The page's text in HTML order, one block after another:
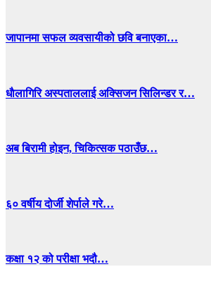
जापानमा सफल व्यवसायीको छवि बनाएका…
धाैलागिरि अस्पताललाई अक्सिजन सिलिन्डर र…
अब बिरामी होइन, चिकित्सक पठाउँछ…
६० वर्षीय दोर्जी शेर्पाले गरे…
कक्षा १२ को परीक्षा भदौ…